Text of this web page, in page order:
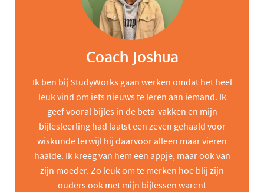
Coach Joshua
Ik ben bij StudyWorks gaan werken omdat het heel
leuk vind om iets nieuws te leren aan iemand. Ik
geef vooral bijles in de beta-vakken en mijn
bijlesleerling had laatst een zeven gehaald voor
wiskunde terwijl hij daarvoor alleen maar vieren
haalde. Ik kreeg van hem een appje, maar ook van
zijn moeder. Zo leuk om te merken hoe blij zijn
ouders ook met mijn bijlessen waren!